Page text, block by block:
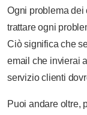
Ogni problema dei
trattare ogni
Ciò significa che
email che invierai
servizio clienti
Puoi andare oltre,